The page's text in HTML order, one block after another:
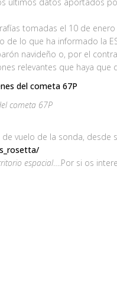
tomadas el 10 de
lo que ha informado la
navideño o, por el
relevantes que haya que
cometa 67P
vuelo de la sonda, desde
espacial….Por si os